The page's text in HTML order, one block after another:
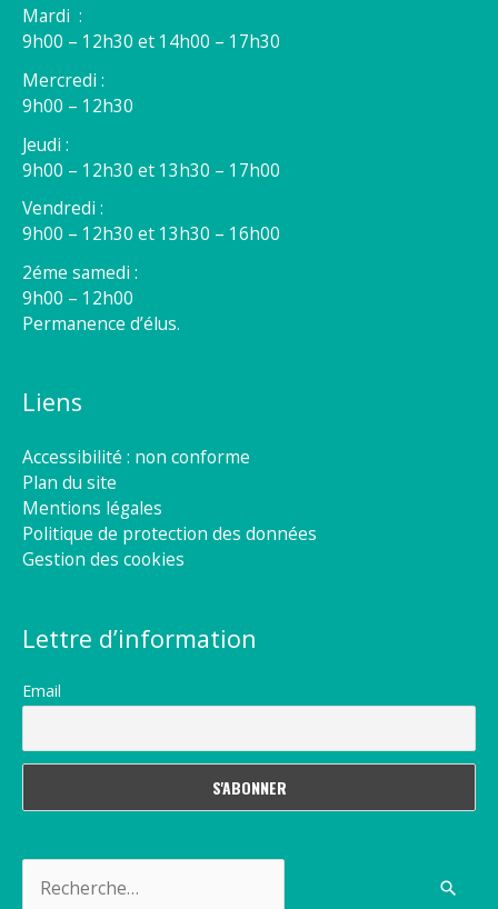
Mardi :
9h00 – 12h30 et 14h00 – 17h30
Mercredi :
9h00 – 12h30
Jeudi :
9h00 – 12h30 et 13h30 – 17h00
Vendredi :
9h00 – 12h30 et 13h30 – 16h00
2éme samedi :
9h00 – 12h00
Permanence d’élus.
Liens
Accessibilité : non conforme
Plan du site
Mentions légales
Politique de protection des données
Gestion des cookies
Lettre d’information
Email